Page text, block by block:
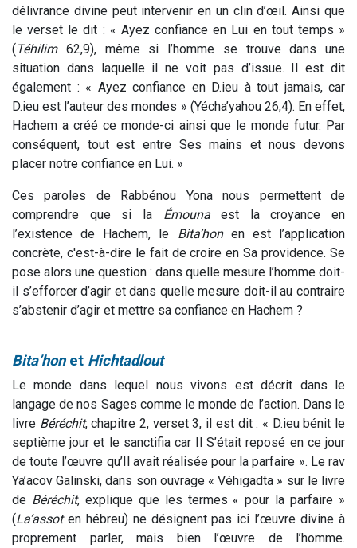
délivrance divine peut intervenir en un clin d’œil. Ainsi que
le verset le dit : « Ayez confiance en Lui en tout temps »
(Téhilim62,9), même si l’homme se trouve dans une
situation dans laquelle il ne voit pas d’issue. Il est dit
également : « Ayez confiance en D.ieu à tout jamais, car
D.ieu est l’auteur des mondes » (Yécha’yahou 26,4). En effet,
Hachem a créé ce monde-ci ainsi que le monde futur. Par
conséquent, tout est entre Ses mains et nous devons
placer notre confiance en Lui. »
Ces paroles de Rabbénou Yona nous permettent de
comprendre que si la Émounaest la croyance en
l’existence de Hachem, le Bita’honen est l’application
concrète, c'est-à-dire le fait de croire en Sa providence. Se
pose alors une question : dans quelle mesure l’homme doit-
il s’efforcer d’agir et dans quelle mesure doit-il au contraire
s’abstenir d’agir et mettre sa confiance en Hachem ?
Bita’hon et Hichtadlout
Le monde dans lequel nous vivons est décrit dans le
langage de nos Sages comme le monde de l’action. Dans le
livre Béréchit, chapitre 2, verset 3, il est dit : « D.ieu bénit le
septième jour et le sanctifia car Il S’était reposé en ce jour
de toute l’œuvre qu’Il avait réalisée pour la parfaire ». Le rav
Ya’acov Galinski, dans son ouvrage « Véhigadta » sur le livre
de Béréchit, explique que les termes « pour la parfaire »
(La’assoten hébreu) ne désignent pas ici l’œuvre divine à
proprement parler, mais bien l’œuvre de l’homme.